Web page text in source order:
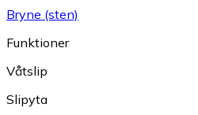
Bryne (sten)
Funktioner
Våtslip
Slipyta